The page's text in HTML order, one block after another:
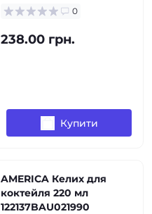
0
238.00 грн.
Купити
AMERICA Келих для
коктейля 220 мл
122137BAU021990